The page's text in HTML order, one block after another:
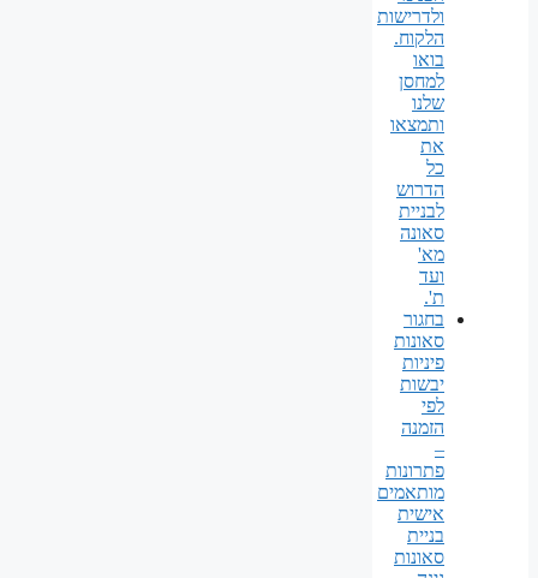
ולדרישות
הלקוח.
בואו
למחסן
שלנו
ותמצאו
את
כל
הדרוש
לבניית
סאונה
מא'
ועד
ת'.
בחגור
סאונות
פיניות
יבשות
לפי
הזמנה
–
פתרונות
מותאמים
אישית
בניית
סאונות